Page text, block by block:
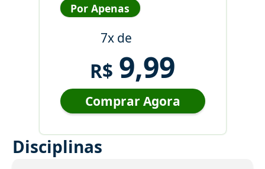
Por Apenas
7x de
R$ 9,99
Comprar Agora
Disciplinas